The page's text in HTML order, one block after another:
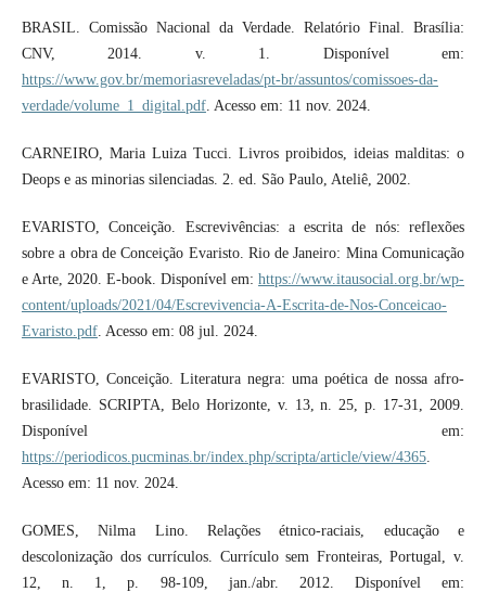
BRASIL. Comissão Nacional da Verdade. Relatório Final. Brasília:
CNV, 2014. v. 1. Disponível em:
https://www.gov.br/memoriasreveladas/pt-br/assuntos/comissoes-da-
verdade/volume_1_digital.pdf. Acesso em: 11 nov. 2024.
CARNEIRO, Maria Luiza Tucci. Livros proibidos, ideias malditas: o
Deops e as minorias silenciadas. 2. ed. São Paulo, Ateliê, 2002.
EVARISTO, Conceição. Escrevivências: a escrita de nós: reflexões
sobre a obra de Conceição Evaristo. Rio de Janeiro: Mina Comunicação
e Arte, 2020. E-book. Disponível em:https://www.itausocial.org.br/wp-
content/uploads/2021/04/Escrevivencia-A-Escrita-de-Nos-Conceicao-
Evaristo.pdf. Acesso em: 08 jul. 2024.
EVARISTO, Conceição. Literatura negra: uma poética de nossa afro-
brasilidade. SCRIPTA, Belo Horizonte, v. 13, n. 25, p. 17-31, 2009.
Disponível em:
https://periodicos.pucminas.br/index.php/scripta/article/view/4365.
Acesso em: 11 nov. 2024.
GOMES, Nilma Lino. Relações étnico-raciais, educação e
descolonização dos currículos. Currículo sem Fronteiras, Portugal, v.
12, n. 1, p. 98-109, jan./abr. 2012. Disponível em: